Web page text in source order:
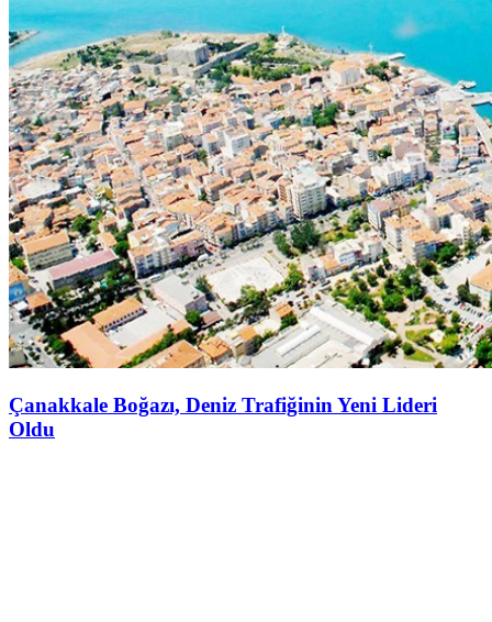
Çanakkale Boğazı, Deniz Trafiğinin Yeni Lideri
Oldu